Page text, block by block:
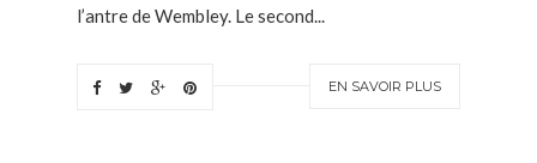
l’antre de Wembley. Le second...
EN SAVOIR PLUS